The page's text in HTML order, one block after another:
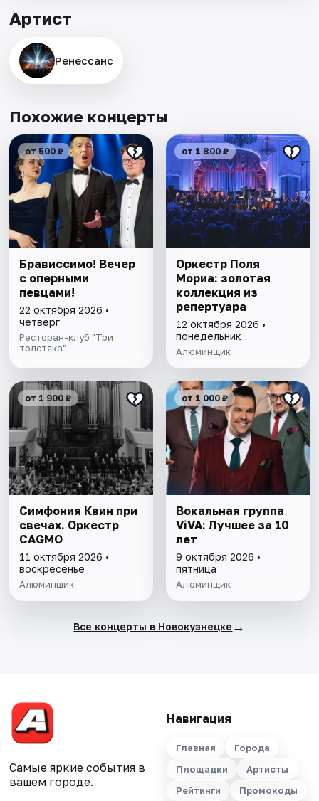
Артист
Ренессанс
Похожие концерты
от 500 ₽
Брависсимо! Вечер
с оперными
певцами!
22 октября 2026 •
четверг
Ресторан-клуб "Три
толстяка"
от 1 800 ₽
Оркестр Поля
Мориа: золотая
коллекция из
репертуара
12 октября 2026 •
понедельник
Алюминщик
от 1 900 ₽
Симфония Квин при
свечах. Оркестр
CAGMO
11 октября 2026 •
воскресенье
Алюминщик
от 1 000 ₽
Вокальная группа
ViVA: Лучшее за 10
лет
9 октября 2026 •
пятница
Алюминщик
Все концерты в Новокузнецке →
Самые яркие события в
вашем городе.
Навигация
Главная
Города
Площадки
Артисты
Рейтинги
Промокоды